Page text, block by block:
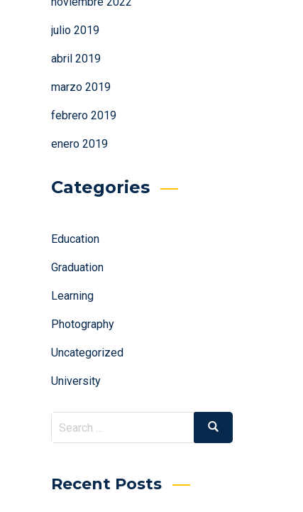
julio 2019
abril 2019
marzo 2019
febrero 2019
enero 2019
Categories
Education
Graduation
Learning
Photography
Uncategorized
University
Search
for:
Search
Recent Posts